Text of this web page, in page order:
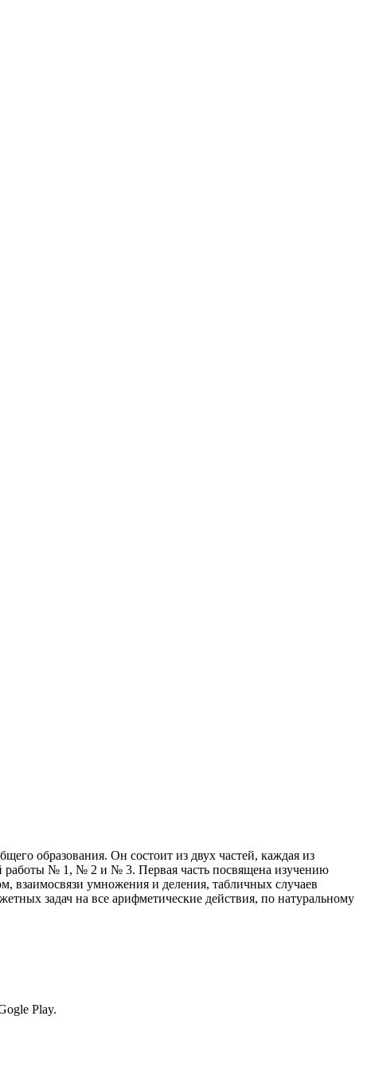
образования. Он состоит из двух частей, каждая из
работы № 1, № 2 и № 3. Первая часть посвящена изучению
взаимосвязи умножения и деления, табличных случаев
задач на все арифметические действия, по натуральному
Play.